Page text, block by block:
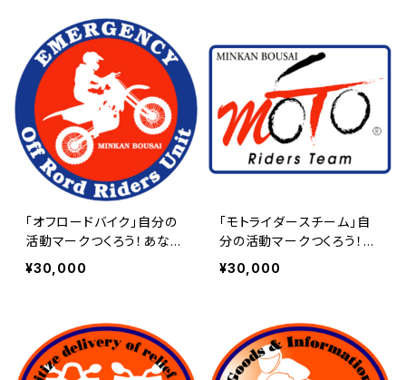
「オフロードバイク」自分の
活動マークつくろう！あなた
専用のロイヤリティ（使用
権）マーク | 民間防災 危機
¥30,000
「モトライダースチーム」自
分の活動マークつくろう！あ
なた専用のロイヤリティ（使
用権）マーク | 民間防災 危
¥30,000